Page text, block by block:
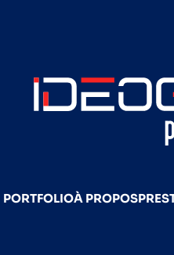
PORTFOLIOÀ PROPOS